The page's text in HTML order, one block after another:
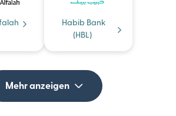
Habib Bank
(HBL)
Mehr anzeigen